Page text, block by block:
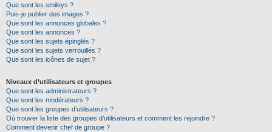
Que sont les smileys ?
Puis-je publier des images ?
Que sont les annonces globales ?
Que sont les annonces ?
Que sont les sujets épinglés ?
Que sont les sujets verrouillés ?
Que sont les icônes de sujet ?
Niveaux d’utilisateurs et groupes
Que sont les administrateurs ?
Que sont les modérateurs ?
Que sont les groupes d’utilisateurs ?
Où trouver la liste des groupes d’utilisateurs et comment les rejoindre ?
Comment devenir chef de groupe ?